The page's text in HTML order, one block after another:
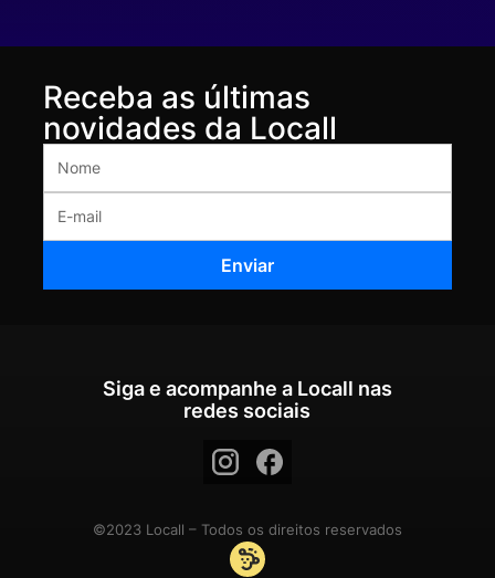
Receba as últimas
novidades da Locall
Siga e acompanhe a Locall nas
redes sociais
©2023 Locall – Todos os direitos reservados